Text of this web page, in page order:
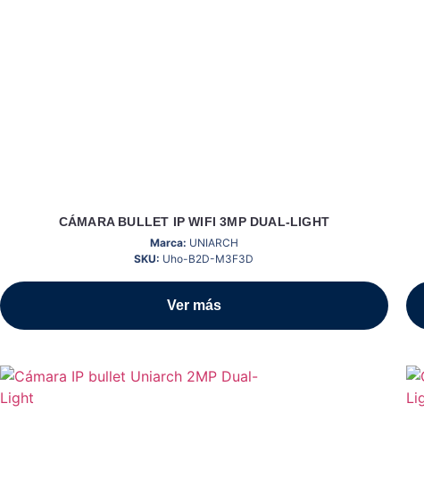
CÁMARA BULLET IP WIFI 3MP DUAL-LIGHT
Marca: UNIARCH
SKU: Uho-B2D-M3F3D
Ver más